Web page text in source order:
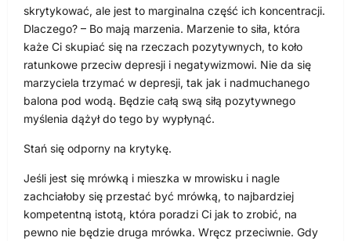
skrytykować, ale jest to marginalna część ich koncentracji.
Dlaczego? – Bo mają marzenia. Marzenie to siła, która
każe Ci skupiać się na rzeczach pozytywnych, to koło
ratunkowe przeciw depresji i negatywizmowi. Nie da się
marzyciela trzymać w depresji, tak jak i nadmuchanego
balona pod wodą. Będzie całą swą siłą pozytywnego
myślenia dążył do tego by wypłynąć.
Stań się odporny na krytykę.
Jeśli jest się mrówką i mieszka w mrowisku i nagle
zachciałoby się przestać być mrówką, to najbardziej
kompetentną istotą, która poradzi Ci jak to zrobić, na
pewno nie będzie druga mrówka. Wręcz przeciwnie. Gdy